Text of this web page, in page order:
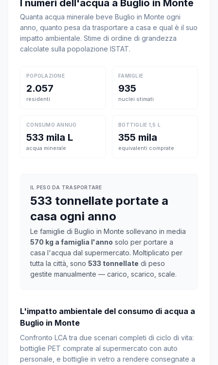
I numeri dell'acqua a Buglio in Monte
Quanta acqua minerale beve Buglio in Monte ogni
anno, quanto pesa da trasportare a casa e qual è il suo
impatto ambientale. Stime di ordine di grandezza
calcolate sulla popolazione ISTAT.
POPOLAZIONE
2.057
residenti
FAMIGLIE
935
nuclei stimati
CONSUMO ANNUO
533 mila L
acqua minerale
BOTTIGLIE 1,5 L
355 mila
equivalenti comprate
IL PESO DA TRASPORTARE
533 tonnellate portate a
casa ogni anno
Le famiglie di Buglio in Monte sollevano in media
570 kg a famiglia l'anno solo per portare a
casa l'acqua dal supermercato. Moltiplicato per
tutta la città, sono 533 tonnellate di peso
gestite manualmente — carico, scarico, scale.
L'impatto ambientale del consumo di acqua a
Buglio in Monte
Confronto LCA tra due scenari completi di ciclo di vita:
bottiglie PET comprate al supermercato con auto
personale, e bottiglie in vetro a rendere consegnate a